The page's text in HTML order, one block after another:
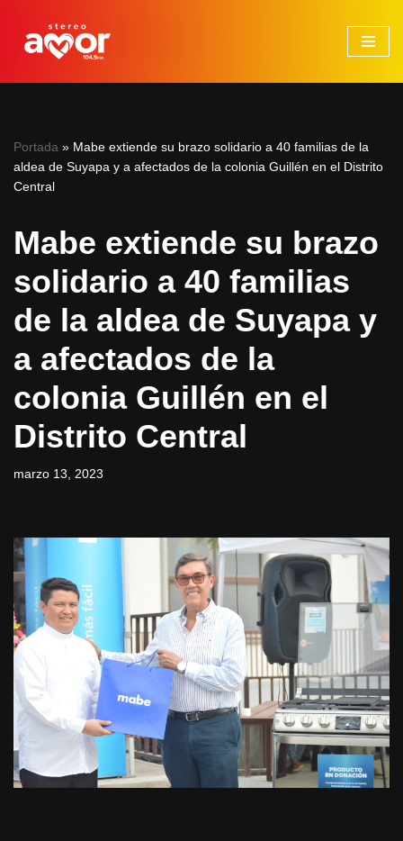
Saltar
Portada » Mabe extiende su brazo solidario a 40 familias de la
aldea de Suyapa y a afectados de la colonia Guillén en el Distrito
Central
Mabe extiende su brazo
solidario a 40 familias
de la aldea de Suyapa y
a afectados de la
colonia Guillén en el
Distrito Central
marzo 13, 2023